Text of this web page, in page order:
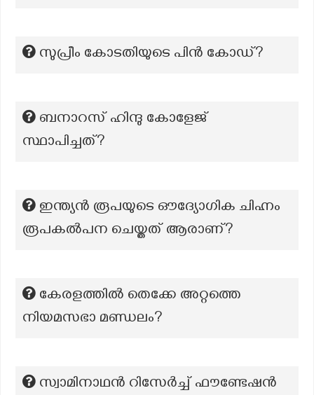
സുപ്രീം കോടതിയുടെ പിൻ കോഡ്?
ബനാറസ് ഹിന്ദു കോളേജ്
സ്ഥാപിച്ചത്?
ഇന്ത്യൻ രൂപയുടെ ഔദ്യോഗിക ചിഹ്നം
രൂപകൽപന ചെയ്തത് ആരാണ്?
കേരളത്തില്‍ തെക്കേ അറ്റത്തെ
നിയമസഭാ മണ്ഡലം?
സ്വാമിനാഥൻ റിസേർച്ച് ഫൗണ്ടേഷൻ